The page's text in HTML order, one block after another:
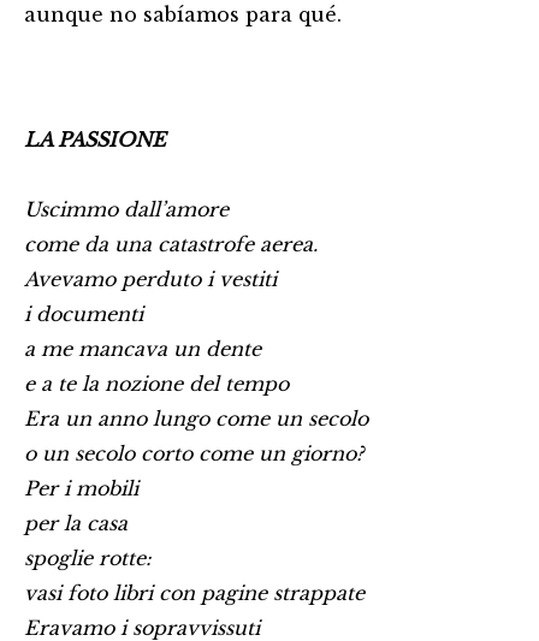
aunque no sabíamos para qué.
LA PASSIONE
Uscimmo dall’amore
come da una catastrofe aerea.
Avevamo perduto i vestiti
i documenti
a me mancava un dente
e a te la nozione del tempo
Era un anno lungo come un secolo
o un secolo corto come un giorno?
Per i mobili
per la casa
spoglie rotte:
vasi foto libri con pagine strappate
Eravamo i sopravvissuti